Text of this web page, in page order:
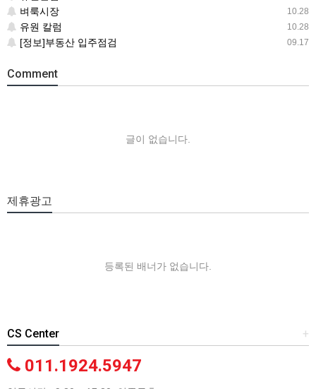
10.28
벼룩시장
10.28
유원 칼럼
09.17
[정보]부동산 입주점검
Comment
글이 없습니다.
제휴광고
등록된 배너가 없습니다.
+
CS Center
011.1924.5947